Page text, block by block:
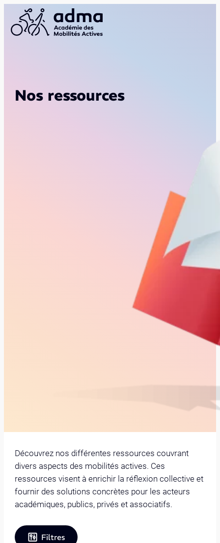
Nos ressources
Découvrez nos différentes ressources couvrant
divers aspects des mobilités actives. Ces
ressources visent à enrichir la réflexion collective et
fournir des solutions concrètes pour les acteurs
académiques, publics, privés et associatifs.
Filtres